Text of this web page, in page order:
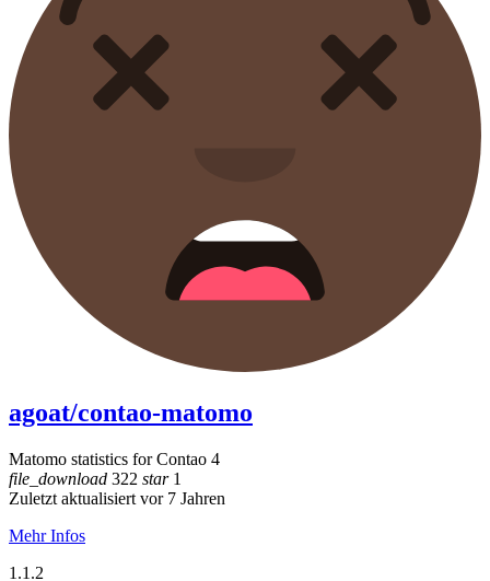
agoat/contao-matomo
Matomo statistics for Contao 4
file_download 322 star1
Zuletzt aktualisiert vor 7 Jahren
Mehr Infos
1.1.2